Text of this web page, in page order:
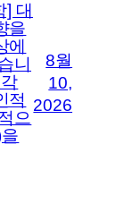
] 대
을
에
니
적
으
8월
10,
2026